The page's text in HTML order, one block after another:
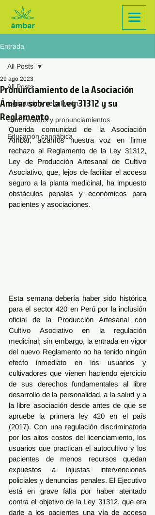
Entrada
All Posts
legislación y regulación
comunicados y pronunciamientos
Educación cannábica
All Posts
Pronunciamiento de la Asociación
Ámbar sobre la Ley 31312 y su
Reglamento
29 ago 2023
Querida comunidad de la Asociación
Ámbar, alzamos nuestra voz en firme
rechazo al Reglamento de la Ley 31312,
Ley de Producción Artesanal de Cultivo
Asociativo, que, lejos de facilitar el acceso
seguro a la planta medicinal, ha impuesto
obstáculos penales y económicos para
pacientes y asociaciones.
Esta semana debería haber sido histórica
para el sector 420 en Perú por la inclusión
oficial de la Producción Artesanal con
Cultivo Asociativo en la regulación
medicinal; sin embargo, la entrada en vigor
del nuevo Reglamento no ha tenido ningún
efecto inmediato en los usuarios y
cultivadores que vienen haciendo ejercicio
de sus derechos fundamentales al libre
desarrollo de la personalidad, a la salud y a
la libre asociación desde antes de que se
apruebe la primera ley 420 en el país
(2017). Con una regulación discriminatoria
por los altos costos del licenciamiento, los
usuarios que practican el autocultivo y los
pacientes de menos recursos quedan
expuestos a injustas intervenciones
policiales y denuncias penales. El Ejecutivo
está en grave falta por haber atentado
contra el objetivo de la Ley 31312, que era
darle a los pacientes una vía de acceso